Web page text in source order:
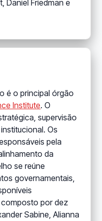
Daniel Friedman e
é o principal órgão
Institute. O
supervisão
Os
pela
da
se reúne
governamentais,
por dez
Sabine, Alianna